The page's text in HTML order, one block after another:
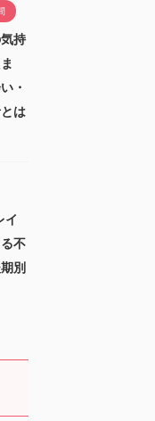
持
・
は
イ
不
別